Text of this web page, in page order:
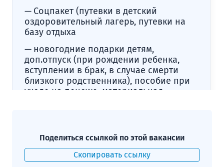
Поделиться ссылкой по этой вакансии
Скопировать ссылку
Соцпакет (путевки в детский
оздоровительный лагерь, путевки на
базу отдыха
новогодние подарки детям,
доп.отпуск (при рождении ребенка,
вступлении в брак, в случае смерти
близкого родственника), пособие при
уходе на пенсию, материальная
начинающих специалистов
(подъемные, частичная компенсация
за жилье, оплата переезда,